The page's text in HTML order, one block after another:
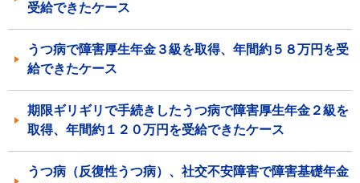
受給できたケース
うつ病で障害厚生年金３級を取得、年間約５８万円を受
給できたケース
期限ギリギリで手続きしたうつ病で障害厚生年金２級を
取得、年間約１２０万円を受給できたケース
うつ病（反復性うつ病）、社交不安障害で障害基礎年金